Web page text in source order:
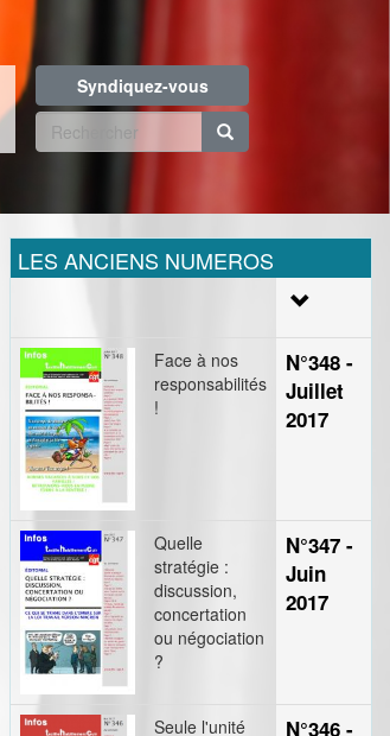
Syndiquez-vous
Formulaire
recherche
LES ANCIENS NUMEROS
Face à nos
responsabilités
!
N°348 -
Juillet
2017
Quelle
stratégie :
discussion,
concertation
ou négociation
?
N°347 -
Juin
2017
Seule l'unité
N°346 -